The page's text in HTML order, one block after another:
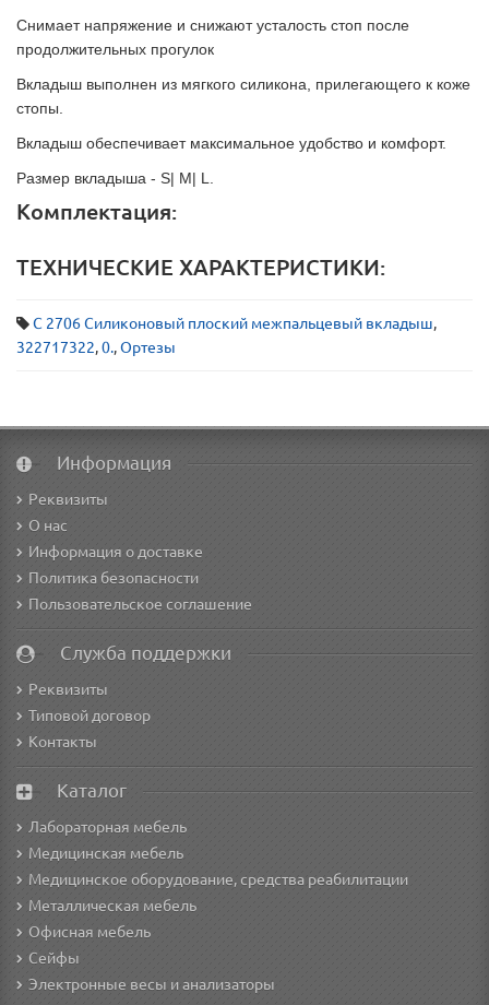
Снимает напряжение и снижают усталость стоп после
продолжительных прогулок
Вкладыш выполнен из мягкого силикона, прилегающего к коже
стопы.
Вкладыш обеспечивает максимальное удобство и комфорт.
Размер вкладыша - S| M| L.
Комплектация:
ТЕХНИЧЕСКИЕ ХАРАКТЕРИСТИКИ:
С 2706 Силиконовый плоский межпальцевый вкладыш,
322717322,0.,Ортезы
Информация
Реквизиты
О нас
Информация о доставке
Политика безопасности
Пользовательское соглашение
Служба поддержки
Реквизиты
Типовой договор
Контакты
Каталог
Лабораторная мебель
Медицинская мебель
Медицинское оборудование, средства реабилитации
Металлическая мебель
Офисная мебель
Сейфы
Электронные весы и анализаторы